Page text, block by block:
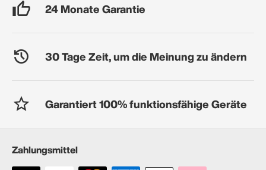
24 Monate Garantie
30 Tage Zeit, um die Meinung zu ändern
Garantiert 100% funktionsfähige Geräte
Zahlungsmittel